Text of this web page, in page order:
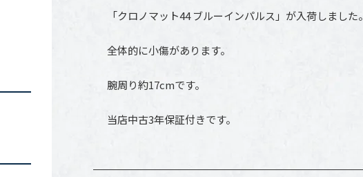
「クロノマット44 ブルーインパルス」が入荷しました。
全体的に小傷があります。
腕周り約17cmです。
当店中古3年保証付きです。